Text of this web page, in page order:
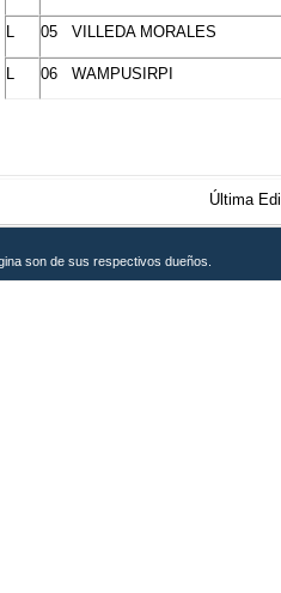
L 05 VILLEDA MORALES
L 06 WAMPUSIRPI
Última
son de sus respectivos dueños.